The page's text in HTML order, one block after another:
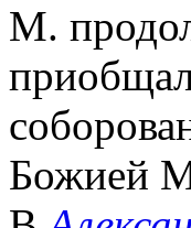
М.
Божией